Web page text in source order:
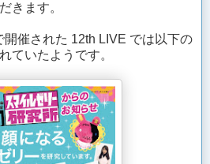
きます。
開催された 12th LIVE では以下の
ていたようです。